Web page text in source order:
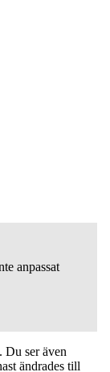
anpassat
Du ser även
ändrades till